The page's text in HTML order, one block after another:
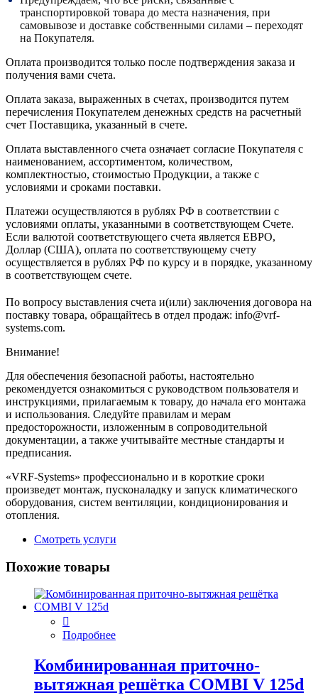
транспортировкой товара до места назначения, при
самовывозе и доставке собственными силами – переходят
на Покупателя.
Оплата производится только после подтверждения заказа и
получения вами счета.
Оплата заказа, выраженных в счетах, производится путем
перечисления Покупателем денежных средств на расчетный
счет Поставщика, указанный в счете.
Оплата выставленного счета означает согласие Покупателя с
наименованием, ассортиментом, количеством,
комплектностью, стоимостью Продукции, а также с
условиями и сроками поставки.
Платежи осуществляются в рублях РФ в соответствии с
условиями оплаты, указанными в соответствующем Счете.
Если валютой соответствующего счета является ЕВРО,
Доллар (США), оплата по соответствующему cчету
осуществляется в рублях РФ по курсу и в порядке, указанному
в соответствующем cчете.
По вопросу выставления счета и(или) заключения договора на
поставку товара, обращайтесь в отдел продаж: info@vrf-
systems.com.
Внимание!
Для обеспечения безопасной работы, настоятельно
рекомендуется ознакомиться с руководством пользователя и
инструкциями, прилагаемым к товару, до начала его монтажа
и использования. Следуйте правилам и мерам
предосторожности, изложенным в сопроводительной
документации, а также учитывайте местные стандарты и
предписания.
«VRF-Systems» профессионально и в короткие сроки
произведет монтаж, пусконаладку и запуск климатического
оборудования, систем вентиляции, кондиционирования и
отопления.
Смотреть услуги
Похожие товары
Подробнее
Комбинированная приточно-
вытяжная решётка COMBI V 125d